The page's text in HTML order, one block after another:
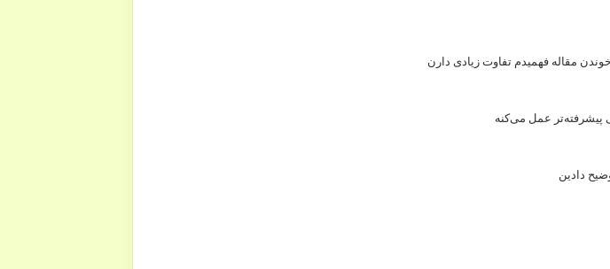
مقاله فهمیدم تفاوت زیادی دارن
پیشرفته‌تر عمل می‌کنه
دادین